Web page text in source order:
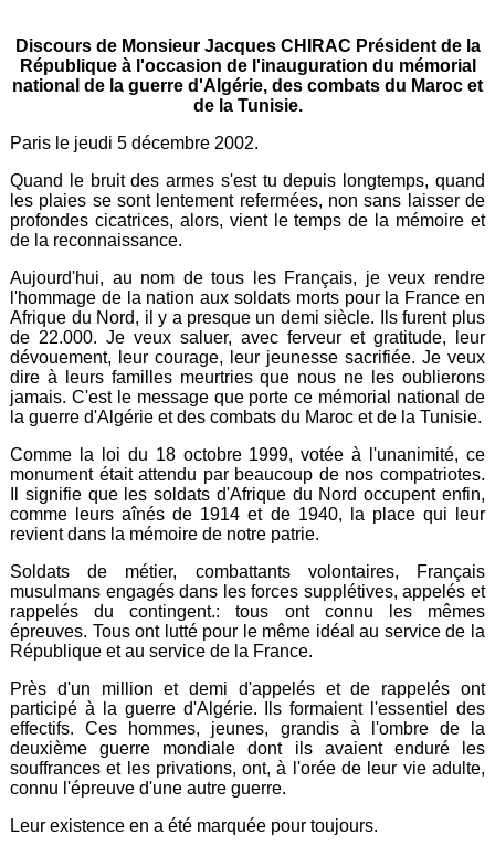
Discours de Monsieur Jacques CHIRAC Président de la
République à l'occasion de l'inauguration du mémorial
national de la guerre d'Algérie, des combats du Maroc et
de la Tunisie.
Paris le jeudi 5 décembre 2002.
Quand le bruit des armes s'est tu depuis longtemps, quand
les plaies se sont lentement refermées, non sans laisser de
profondes cicatrices, alors, vient le temps de la mémoire et
de la reconnaissance.
Aujourd'hui, au nom de tous les Français, je veux rendre
l'hommage de la nation aux soldats morts pour la France en
Afrique du Nord, il y a presque un demi siècle. Ils furent plus
de 22.000. Je veux saluer, avec ferveur et gratitude, leur
dévouement, leur courage, leur jeunesse sacrifiée. Je veux
dire à leurs familles meurtries que nous ne les oublierons
jamais. C'est le message que porte ce mémorial national de
la guerre d'Algérie et des combats du Maroc et de la Tunisie.
Comme la loi du 18 octobre 1999, votée à l'unanimité, ce
monument était attendu par beaucoup de nos compatriotes.
Il signifie que les soldats d'Afrique du Nord occupent enfin,
comme leurs aînés de 1914 et de 1940, la place qui leur
revient dans la mémoire de notre patrie.
Soldats de métier, combattants volontaires, Français
musulmans engagés dans les forces supplétives, appelés et
rappelés du contingent.: tous ont connu les mêmes
épreuves. Tous ont lutté pour le même idéal au service de la
République et au service de la France.
Près d'un million et demi d'appelés et de rappelés ont
participé à la guerre d'Algérie. Ils formaient l'essentiel des
effectifs. Ces hommes, jeunes, grandis à l'ombre de la
deuxième guerre mondiale dont ils avaient enduré les
souffrances et les privations, ont, à l'orée de leur vie adulte,
connu l'épreuve d'une autre guerre.
Leur existence en a été marquée pour toujours.